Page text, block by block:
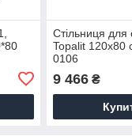
Стільниця для
Topalit 120х80
0106
9 466₴